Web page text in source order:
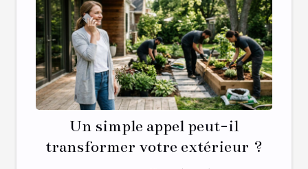
Un simple appel peut-il
transformer votre extérieur ?